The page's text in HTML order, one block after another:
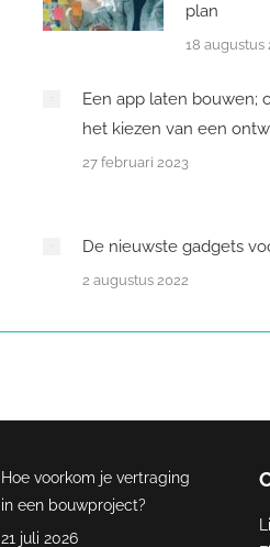
plan
18 augustus
Een app laten bouwen;
het kiezen van een
27 februari 2023
De nieuwste gadgets
2 augustus 2022
Hoe voorkom je vertraging
in een bouwproject?
21 juli 2026